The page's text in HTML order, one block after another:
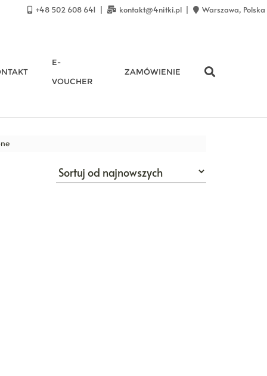
+48 502 608 641 kontakt@4nitki.pl Warszawa, Polska
E-
VOUCHER
ZAMÓWIENIE